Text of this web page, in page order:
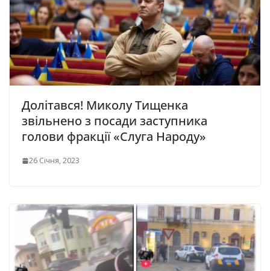
Долітався! Миколу Тищенка
звільнено з посади заступника
голови фракції «Слуга Народу»
26 Січня, 2023